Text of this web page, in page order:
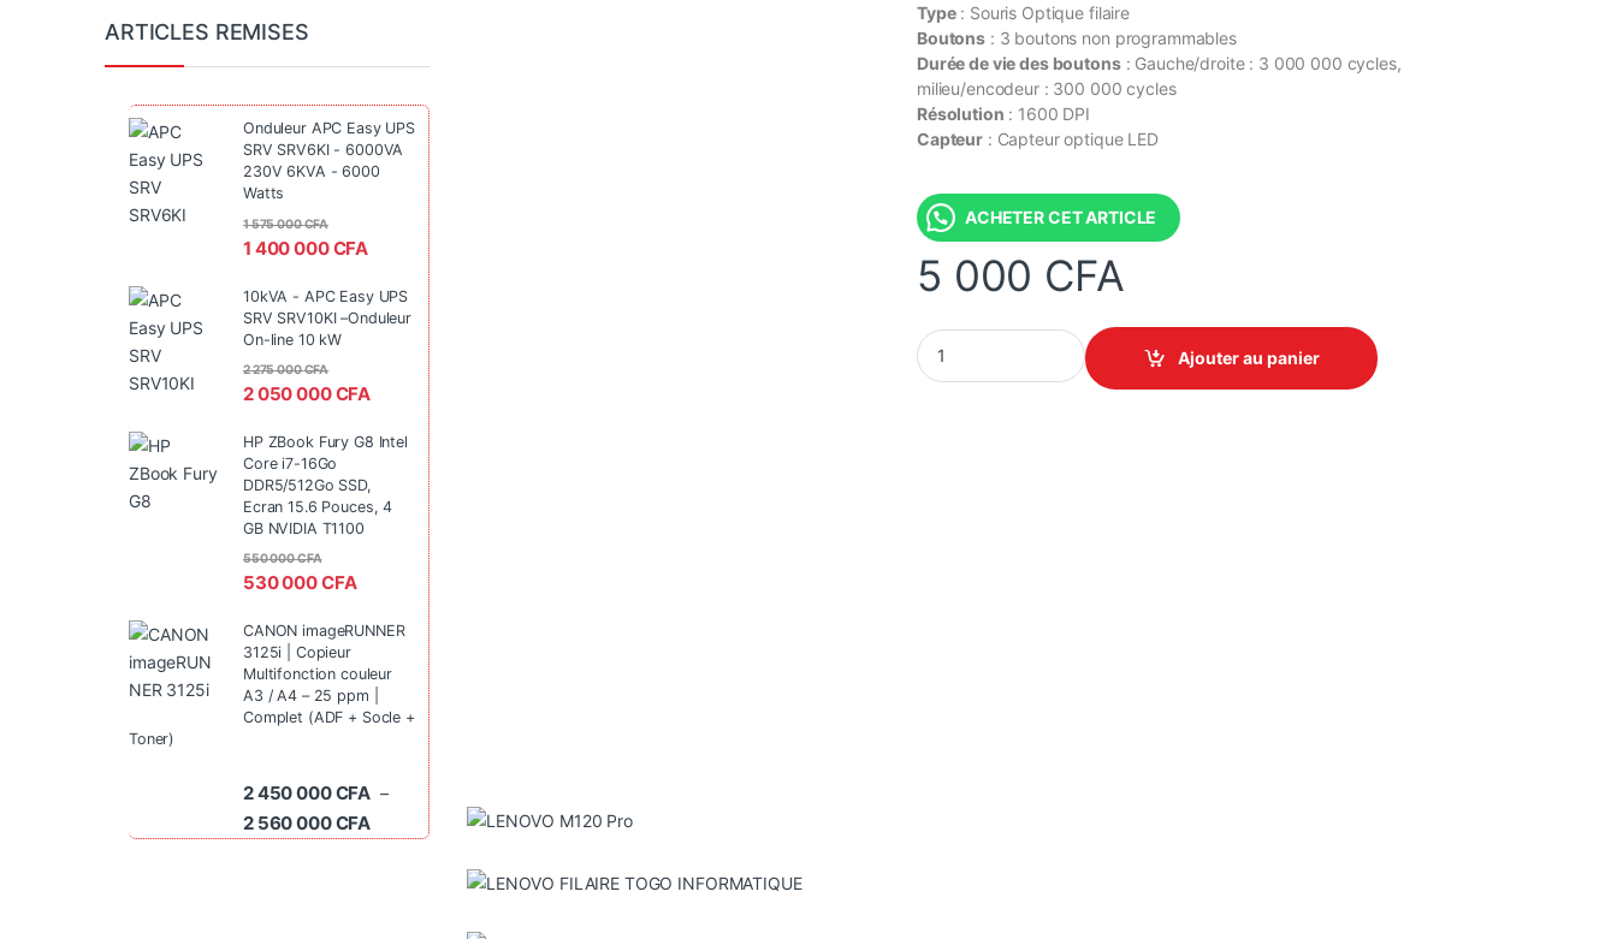
Type: Souris Optique filaire
Boutons : 3 boutons non programmables
Durée de vie des boutons: Gauche/droite : 3 000 000 cycles,
milieu/encodeur : 300 000 cycles
Résolution : 1600 DPI
Capteur : Capteur optique LED
ACHETER CET ARTICLE
5 000 CFA
Souris Optique Filaire LENOVO M120 Pro, 2.4 Ghz, Recepteur USB quantity
Ajouter au panier
ARTICLES REMISES
Onduleur APC Easy UPS
SRV SRV6KI - 6000VA
230V 6KVA - 6000
Watts
1 400 000CFA
1 575 000CFA
10kVA - APC Easy UPS
SRV SRV10KI –Onduleur
On-line 10 kW
2 050 000CFA
2 275 000CFA
HP ZBook Fury G8 Intel
Core i7-16Go
DDR5/512Go SSD,
Ecran 15.6 Pouces, 4
GB NVIDIA T1100
530 000CFA
550 000CFA
CANON imageRUNNER
3125i | Copieur
Multifonction couleur
A3 / A4 – 25 ppm |
Complet (ADF + Socle +
Toner)
2 450 000CFA –
2 560 000CFA Plage de prix : 2 450 000 CFA à 2 560 000 CFA